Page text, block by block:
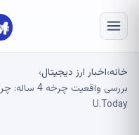
خانه›اخبار ارز دیجیتال›
بررسی
U.Today